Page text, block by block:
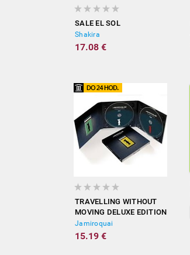
SALE EL SOL
Shakira
17.08 €
TRAVELLING WITHOUT
MOVING DELUXE EDITION
Jamiroquai
15.19 €